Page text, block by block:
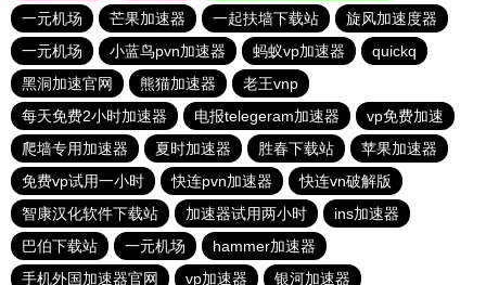
一元机场
芒果加速器 一起扶墙下载站
旋风加速度器
一元机场
小蓝鸟pvn加速器 蚂蚁vp加速器
quickq
黑洞加速官网
熊猫加速器
老王vnp
每天免费2小时加速器
电报telegeram加速器
vp免费加速
爬墙专用加速器
夏时加速器 胜春下载站
苹果加速器
免费vp试用一小时
快连pvn加速器
快连vn破解版
智康汉化软件下载站
加速器试用两小时
ins加速器
巴伯下载站
一元机场
hammer加速器
手机外国加速器官网
vp加速器 银河加速器